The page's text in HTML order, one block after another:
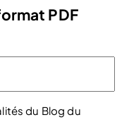
PDF
du Blog du